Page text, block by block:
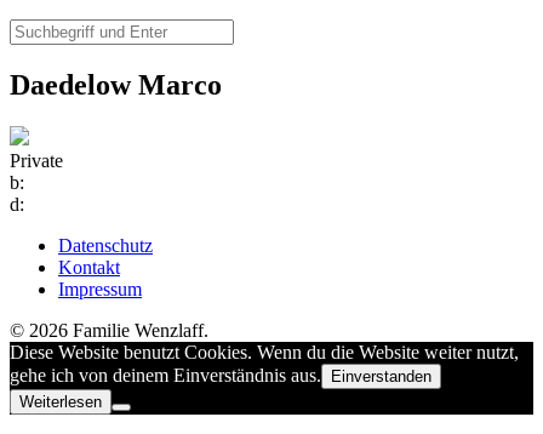
Daedelow Marco
Private
b:
d:
Datenschutz
Kontakt
Impressum
© 2026 Familie Wenzlaff.
Diese Website benutzt Cookies. Wenn du die Website weiter nutzt,
gehe ich von deinem Einverständnis aus.
Einverstanden
Weiterlesen